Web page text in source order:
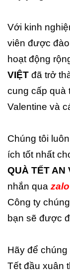
Với kinh
viên được
hoạt động
VIỆT đã trở
cung cấp quà
Valentine và
Chúng tôi
ích tốt nhất
QUÀ TẾT AN
nhắn qua
Công ty
bạn sẽ được
Hãy để
Tết đầu xuân